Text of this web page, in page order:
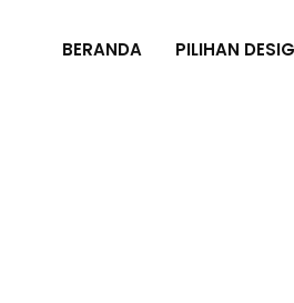
BERANDA PILIHAN